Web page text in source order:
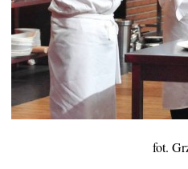
fot.